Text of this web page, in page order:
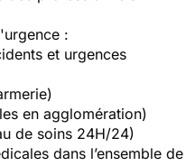
:
et urgences
en agglomération)
de soins 24H/24)
dans l’ensemble de